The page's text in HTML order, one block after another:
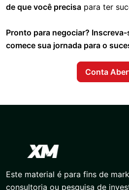
de que você precisa para ter
Pronto para negociar?
comece sua jornada para o
Conta
Este material é para fins de
consultoria ou pesquisa de